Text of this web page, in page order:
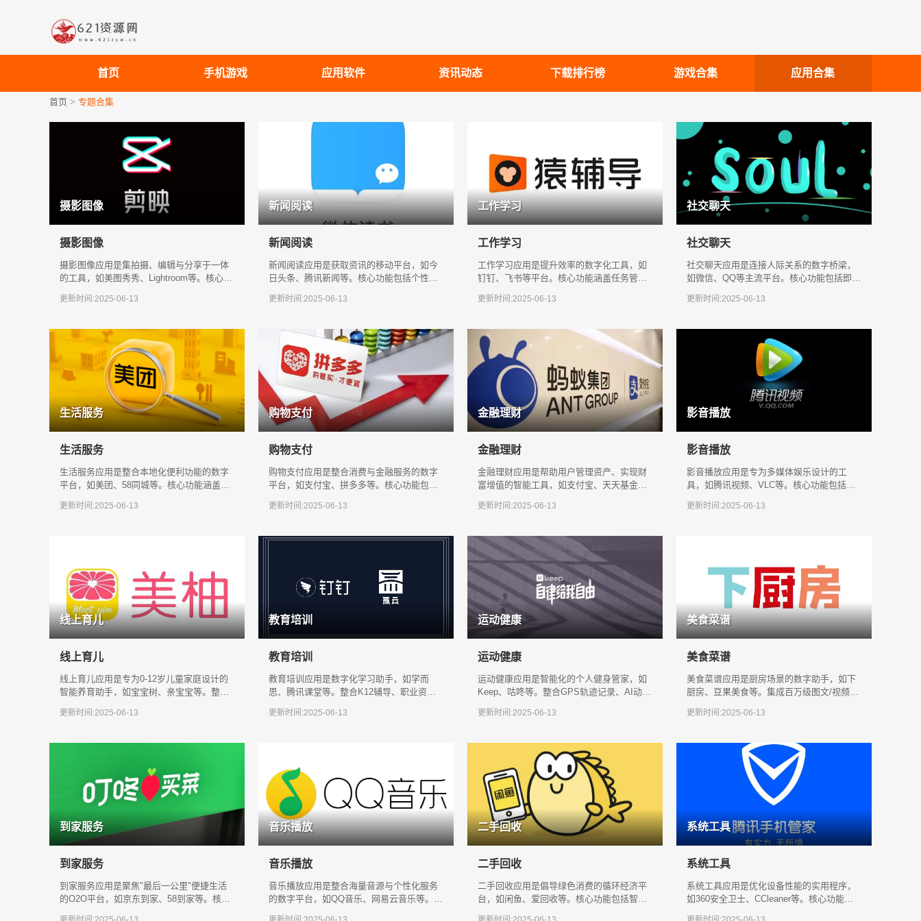
首页 手机游戏 应用软件 资讯动态 下载排行榜 游戏合集 应用合集
首页 > 专题合集
摄影图像
摄影图像
摄影图像应用是集拍摄、编辑与分享于一体
的工具，如美图秀秀、Lightroom等。核心功
更新时间:2025-06-13
新闻阅读
新闻阅读
新闻阅读应用是获取资讯的移动平台，如今
日头条、腾讯新闻等。核心功能包括个性化
文/视
更新时间:2025-06-13
工作学习
工作学习
工作学习应用是提升效率的数字化工具，如
钉钉、飞书等平台。核心功能涵盖任务管
多端实时
更新时间:2025-06-13
社交聊天
社交聊天
社交聊天应用是连接人际关系的数字桥梁，
如微信、QQ等主流平台。核心功能包括即时
圈、
更新时间:2025-06-13
生活服务
生活服务
生活服务应用是整合本地化便利功能的数字
平台，如美团、58同城等。核心功能涵盖外
通过
更新时间:2025-06-13
购物支付
购物支付
购物支付应用是整合消费与金融服务的数字
平台，如支付宝、拼多多等。核心功能包括
取，支
更新时间:2025-06-13
金融理财
金融理财
金融理财应用是帮助用户管理资产、实现财
富增值的智能工具，如支付宝、天天基金
易、智能投
更新时间:2025-06-13
影音播放
影音播放
影音播放应用是专为多媒体娱乐设计的工
具，如腾讯视频、VLC等。核心功能包括多
更新时间:2025-06-13
线上育儿
线上育儿
线上育儿应用是专为0-12岁儿童家庭设计的
智能养育助手，如宝宝树、亲宝宝等。整合
能，
更新时间:2025-06-13
教育培训
教育培训
教育培训应用是数字化学习助手，如学而
思、腾讯课堂等。整合K12辅导、职业资格
动教
更新时间:2025-06-13
运动健康
运动健康
运动健康应用是智能化的个人健身管家，如
Keep、咕咚等。整合GPS轨迹记录、AI动作
更新时间:2025-06-13
美食菜谱
美食菜谱
美食菜谱应用是厨房场景的数字助手，如下
厨房、豆果美食等。集成百万级图文/视频菜
能。
更新时间:2025-06-13
到家服务
到家服务
到家服务应用是聚焦"最后一公里"便捷生活
的O2O平台，如京东到家、58到家等。核心
音乐播放
音乐播放
音乐播放应用是整合海量音源与个性化服务
的数字平台，如QQ音乐、网易云音乐等。核
二手回收
二手回收
二手回收应用是倡导绿色消费的循环经济平
台，如闲鱼、爱回收等。核心功能包括智能
系统工具
系统工具
系统工具应用是优化设备性能的实用程序，
如360安全卫士、CCleaner等。核心功能包